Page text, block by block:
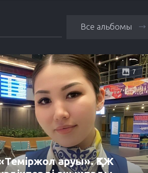
Все альбомы
7
аруы». ҚТЖ